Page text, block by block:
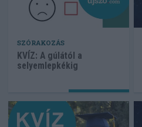
SZÓRAKOZÁS
KVÍZ: A gúlától a
selyemlepkékig